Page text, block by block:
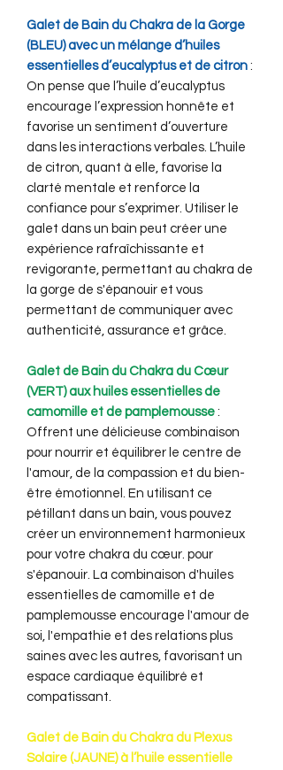
Galet de Bain du Chakra de la Gorge
(BLEU) avec un mélange d’huiles
essentielles d’eucalyptus et de citron :
On pense que l’huile d’eucalyptus
encourage l’expression honnête et
favorise un sentiment d’ouverture
dans les interactions verbales. L’huile
de citron, quant à elle, favorise la
clarté mentale et renforce la
confiance pour s’exprimer. Utiliser le
galet dans un bain peut créer une
expérience rafraîchissante et
revigorante, permettant au chakra de
la gorge de s'épanouir et vous
permettant de communiquer avec
authenticité, assurance et grâce.
Galet de Bain du Chakra du Cœur
(VERT) aux huiles essentielles de
camomille et de pamplemousse :
Offrent une délicieuse combinaison
pour nourrir et équilibrer le centre de
l'amour, de la compassion et du bien-
être émotionnel. En utilisant ce
pétillant dans un bain, vous pouvez
créer un environnement harmonieux
pour votre chakra du cœur. pour
s'épanouir. La combinaison d'huiles
essentielles de camomille et de
pamplemousse encourage l'amour de
soi, l'empathie et des relations plus
saines avec les autres, favorisant un
espace cardiaque équilibré et
compatissant.
Galet de Bain du Chakra du Plexus
Solaire (JAUNE) à l’huile essentielle